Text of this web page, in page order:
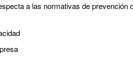
a las normativas de prevención